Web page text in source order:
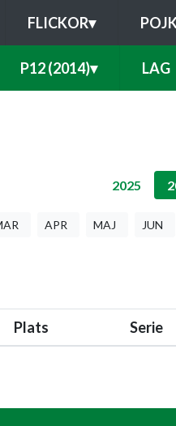
FLICKOR▾
P12 (2014)▾ LAG
2025
APR MAJ JUN
Plats Serie